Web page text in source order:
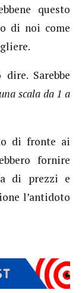
questo
di noi come
dire. Sarebbe
scala da 1 a
di fronte ai
fornire
di prezzi e
l’antidoto